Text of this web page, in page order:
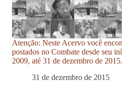
Atenção: Neste Acervo você
postados no Combate desde seu
2009, até 31 de dezembro de 2015.
31 de dezembro de 2015